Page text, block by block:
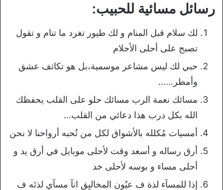
رسائل مسائية للحبيب:
لك سلام قبل المنام و لك طيور تغرد ما تنام و تقول
تصبح على أحلى الأحلام
حبي لك ليس مشاعر موسمية،بل هو تكاثف عشق
وأمطر……
مسائك نعمة الرب مسائك حلو على القلب يحفظك
الله بكل درب هذا دعائي من القلب…
أمسيات مُكلله بالأشواق لكل من تُحبه أرواحنا لا نحن
أرق رساله و أسعد وقت لأحلى موبايل في أرق يد و
أحلى مساء و بوسه لأحلى خد
إذا للمسآء لذة ف عيُون المخاليِق انآ مسآي لذتَه ف